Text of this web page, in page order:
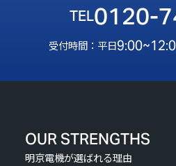
0120-
受付時間：平日
OUR STRENGTHS
明京電機が選ばれる理由